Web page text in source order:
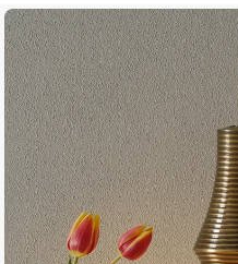
Zum
Ende
der
Bildgalerie
springen